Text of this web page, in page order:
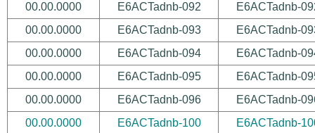
00.00.0000
E6ACTadnb-092
E6ACTadnb-
00.00.0000
E6ACTadnb-093
E6ACTadnb-
00.00.0000
E6ACTadnb-094
E6ACTadnb-
00.00.0000
E6ACTadnb-095
E6ACTadnb-
00.00.0000
E6ACTadnb-096
E6ACTadnb-
00.00.0000
E6ACTadnb-100
E6ACTadnb-